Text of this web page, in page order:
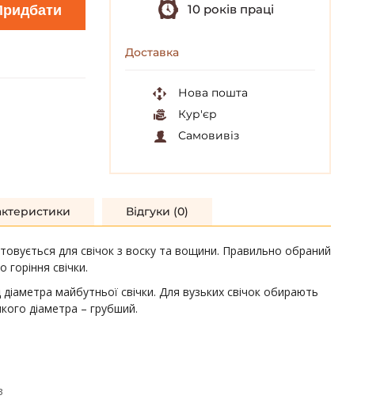
10 років праці
Доставка
Нова пошта
Кур'єр
Самовивіз
Відгуки (0)
для свічок з воску та вощини. Правильно обраний
горіння свічки.
майбутньої свічки. Для вузьких свічок обирають
діаметра – грубший.